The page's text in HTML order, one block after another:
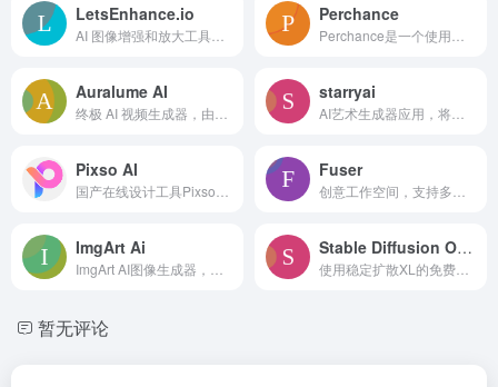
LetsEnhance.io Perchance
Auralume AI starryai
Pixso AI Fuser
ImgArt Ai Stable Diffusion Online
暂无评论